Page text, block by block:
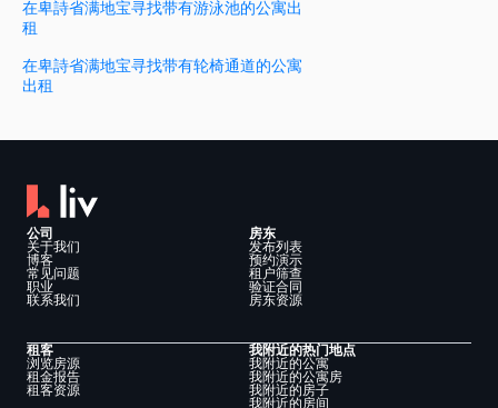
在卑詩省满地宝寻找带有游泳池的公寓出
租
在卑詩省满地宝寻找带有轮椅通道的公寓
出租
公司
关于我们
博客
常见问题
职业
联系我们
房东
发布列表
预约演示
租户筛查
验证合同
房东资源
租客
浏览房源
租金报告
租客资源
我附近的热门地点
我附近的公寓
我附近的公寓房
我附近的房子
我附近的房间